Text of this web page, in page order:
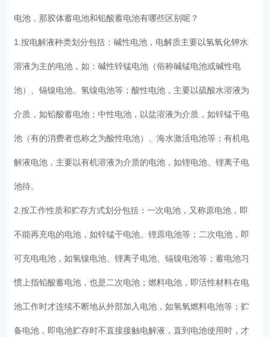
电池，那胶体蓄电池和铅酸蓄电池有哪些区别呢？
1.按电解液种类划分包括：碱性电池，电解质主要以氢氧化钾水
溶液为主的电池，如：碱性锌锰电池（俗称碱锰电池或碱性电
池）、镉镍电池、氢镍电池等；酸性电池，主要以硫酸水溶液为
介质，如铅酸蓄电池；中性电池，以盐溶液为介质，如锌锰干电
池（有的消费者也称之为酸性电池）、海水激活电池等；有机电
解液电池，主要以有机溶液为介质的电池，如锂电池、锂离子电
池待。
2.按工作性质和贮存方式划分包括：一次电池，又称原电池，即
不能再充电的电池，如锌锰干电池、锂原电池等；二次电池，即
可充电电池，如氢镍电池、锂离子电池、镉镍电池等；蓄电池习
惯上指铅酸蓄电池，也是二次电池；燃料电池，即活性材料在电
池工作时才连续不断地从外部加入电池，如氢氧燃料电池等；贮
备电池，即电池贮存时不直接接触电解液，直到电池使用时，才